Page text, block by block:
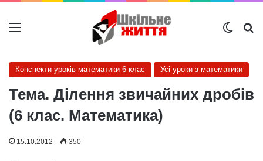
Меню
Конспекти уроків математики 6 клас Усі уроки з математики
Тема. Ділення звичайних дробів
(6 клас. Математика)
15.10.2012 350